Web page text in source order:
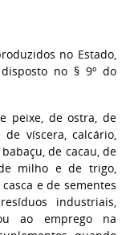
no Estado,
no § 9º do
peixe, de ostra, de
víscera, calcário,
de cacau, de
milho e de trigo,
e de sementes
industriais,
ao emprego na